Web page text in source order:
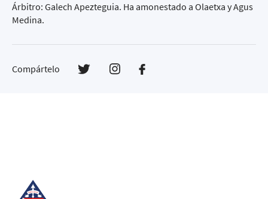
Árbitro: Galech Apezteguia. Ha amonestado a Olaetxa y Agus
Medina.
Compártelo